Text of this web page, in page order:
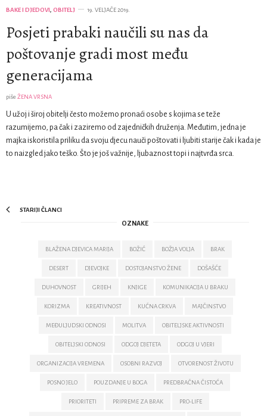
BAKE I DJEDOVI, OBITELJ 19. VELJAČE 2019.
Posjeti prabaki naučili su nas da
poštovanje gradi most među
generacijama
piše ŽENA VRSNA
U užoj i široj obitelji često možemo pronaći osobe s kojima se teže
razumijemo, pa čak i zaziremo od zajedničkih druženja. Međutim, jedna je
majka iskoristila priliku da svoju djecu nauči poštovati i ljubiti starije čak i kada je
to naizgled jako teško. Što je još važnije, ljubaznost topi i najtvrđa srca.
STARIJI ČLANCI
OZNAKE
BLAŽENA DJEVICA MARIJA BOŽIĆ BOŽJA VOLJA BRAK
DESERT DJEVOJKE DOSTOJANSTVO ŽENE DOŠAŠĆE
DUHOVNOST GRIJEH KNJIGE KOMUNIKACIJA U BRAKU
KORIZMA KREATIVNOST KUĆNA CRKVA MAJČINSTVO
MEĐULJUDSKI ODNOSI MOLITVA OBITELJSKE AKTIVNOSTI
OBITELJSKI ODNOSI ODGOJ DJETETA ODGOJ U VJERI
ORGANIZACIJA VREMENA OSOBNI RAZVOJ OTVORENOST ŽIVOTU
POSNO JELO POUZDANJE U BOGA PREDBRAČNA ČISTOĆA
PRIORITETI PRIPREME ZA BRAK PRO-LIFE